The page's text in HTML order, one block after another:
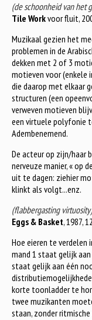
(de schoonheid van het
Tile Workvoor fluit,
Muzikaal gezien het
problemen in de
dekken met 2 of 3
motieven voor (enkele
die daarop met elkaar
structuren (een
verweven motieven
een virtuele polyfonie
Adembenemend.
De acteur op zijn/haar
nerveuze manier, « op
uit te dagen: ziehier
klinkt als volgt...enz.
(flabbergasting virtuosity)
Eggs & Basket, 1987,
Hoe eieren te verdelen
mand 1 staat gelijk
staat gelijk aan één
korte toonladder te
twee muzikanten
staan, zonder